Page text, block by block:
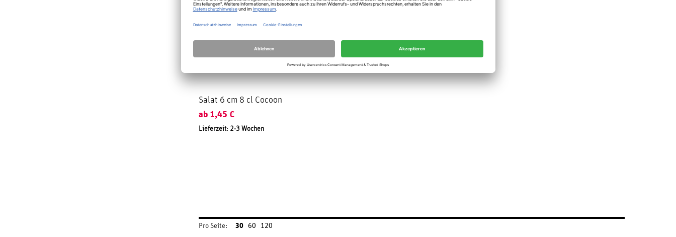
Salat 6 cm 8 cl Cocoon
ab 1,45 €
Lieferzeit: 2-3 Wochen
Pro Seite: 30 60 120